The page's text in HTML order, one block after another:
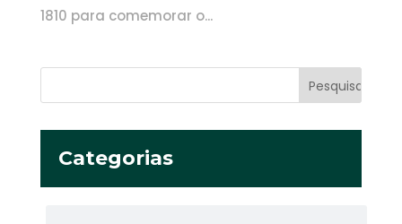
1810 para comemorar o...
Categorias